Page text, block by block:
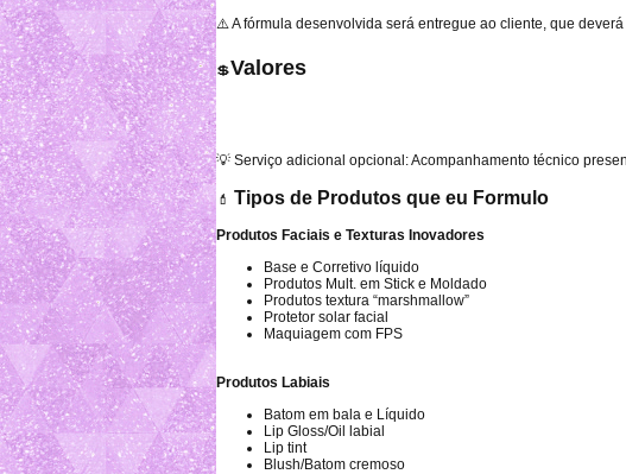
⚠️ A fórmula desenvolvida será entregue ao cliente, que
💲Valores
💡 Serviço adicional opcional: Acompanhamento técnico
💄 Tipos de Produtos que eu Formulo
Produtos Faciais e Texturas Inovadores
Base e Corretivo líquido
Produtos Mult. em Stick e Moldado
Produtos textura “marshmallow”
Protetor solar facial
Maquiagem com FPS
Produtos Labiais
Batom em bala e Líquido
Lip Gloss/Oil labial
Lip tint
Blush/Batom cremoso